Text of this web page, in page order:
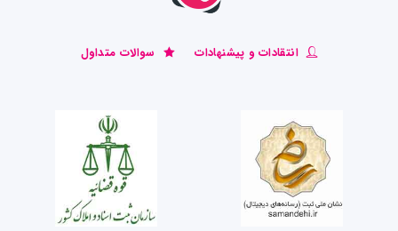
انتقادات و پیشنهادات سوالات متداول